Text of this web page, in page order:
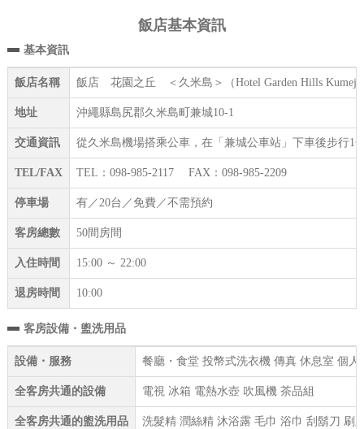
飯店基本資訊
基本資訊
飯店名稱 飯店 花園之丘 ＜久米島＞（Hotel Garden Hills
地址 沖繩縣島尻郡久米島町兼城10-1
交通資訊 從久米島機場搭乘公車，在「兼城公車站」下車後步行1
TEL/FAX TEL：098-985-2117 FAX：098-985-2209
停車場 有／20台／免費／不需預約
客房總數 50間房間
入住時間 15:00 ～ 22:00
退房時間 10:00
客房設備・盥洗用品
設備・服務 餐廳・食堂 投幣式洗衣機 傳真 休息室 個
全客房共通的設備 電視 冰箱 電熱水壺 吹風機 茶品組
全客房共通的盥洗用品 洗髮精 潤絲精 沐浴露 毛巾 浴巾 刮鬍刀 刷